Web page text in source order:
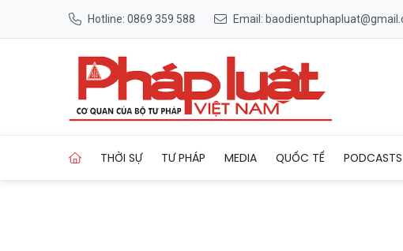
Hotline: 0869 359 588 Email:
THỜI SỰ TƯ PHÁP MEDIA QUỐC TẾ PODCASTS